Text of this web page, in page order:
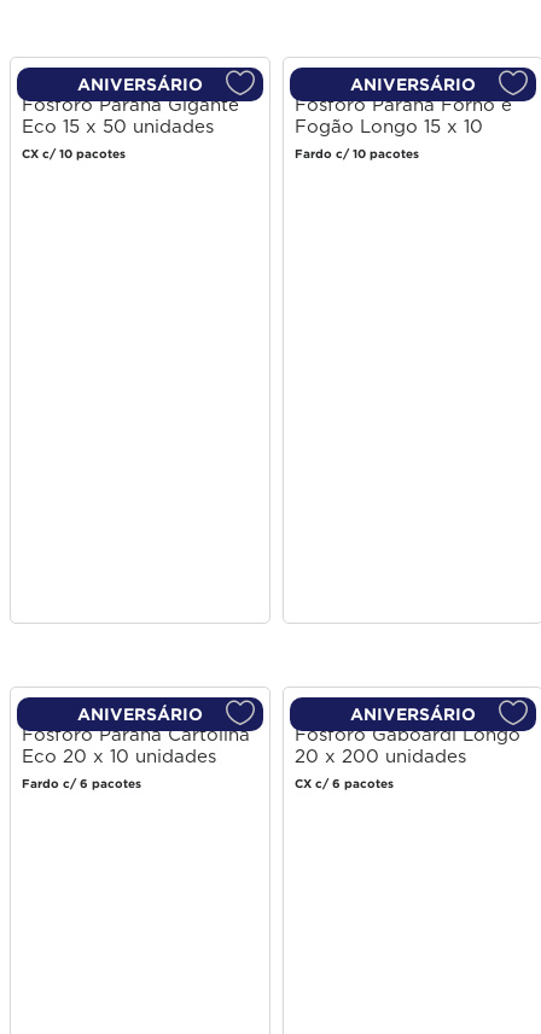
ANIVERSÁRIO
Fósforo Paraná Gigante
Eco 15 x 50 unidades
CX c/ 10 pacotes
ANIVERSÁRIO
Fósforo Paraná Forno e
Fogão Longo 15 x 10
unidades
Fardo c/ 10 pacotes
ANIVERSÁRIO
Fósforo Paraná Cartolina
Eco 20 x 10 unidades
Fardo c/ 6 pacotes
ANIVERSÁRIO
Fósforo Gaboardi Longo
20 x 200 unidades
CX c/ 6 pacotes